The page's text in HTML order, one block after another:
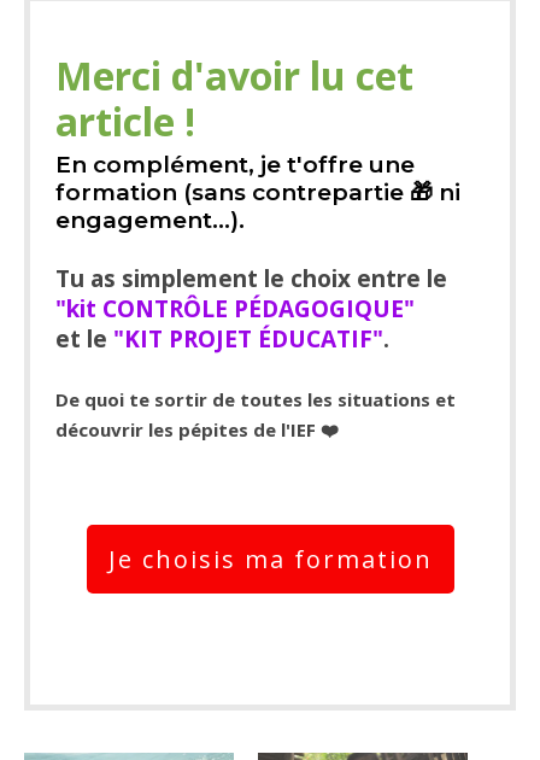
Merci d'avoir lu cet
article !
En complément, je t'offre une
formation (sans contrepartie 🎁 ni
engagement...).
Tu as simplement le choix entre le
"kit CONTRÔLE PÉDAGOGIQUE"
et le "KIT PROJET ÉDUCATIF".
De quoi te sortir de toutes les situations et
découvrir les pépites de l'IEF ❤️
Je choisis ma formation